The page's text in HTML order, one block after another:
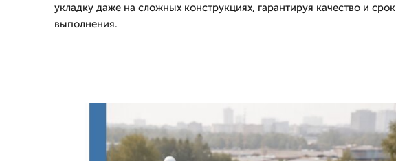
укладку даже на сложных конструкциях, гарантируя качество и срок
выполнения.